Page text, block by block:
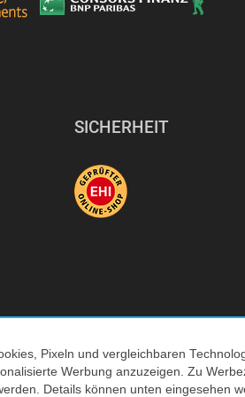
SICHERHEIT
©
Pixeln und vergleichbaren
Werbung anzuzeigen. Zu
Details können unten eingesehen